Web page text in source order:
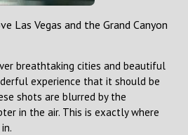
Las Vegas and the Grand Canyon
breathtaking cities and beautiful
experience that it should be
shots are blurred by the
in the air. This is exactly where